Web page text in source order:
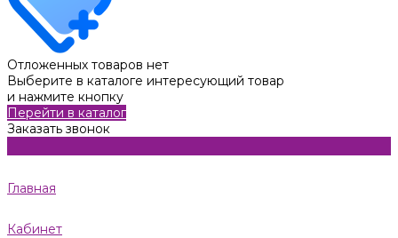
Отложенных товаров нет
Выберите в каталоге интересующий товар
и нажмите кнопку
Перейти в каталог
Заказать звонок
Главная
Кабинет